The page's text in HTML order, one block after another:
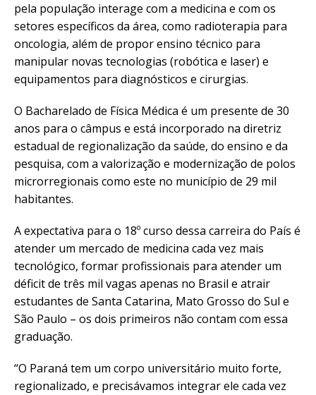
pela população interage com a medicina e com os
setores específicos da área, como radioterapia para
oncologia, além de propor ensino técnico para
manipular novas tecnologias (robótica e laser) e
equipamentos para diagnósticos e cirurgias.
O Bacharelado de Física Médica é um presente de 30
anos para o câmpus e está incorporado na diretriz
estadual de regionalização da saúde, do ensino e da
pesquisa, com a valorização e modernização de polos
microrregionais como este no município de 29 mil
habitantes.
A expectativa para o 18º curso dessa carreira do País é
atender um mercado de medicina cada vez mais
tecnológico, formar profissionais para atender um
déficit de três mil vagas apenas no Brasil e atrair
estudantes de Santa Catarina, Mato Grosso do Sul e
São Paulo – os dois primeiros não contam com essa
graduação.
“O Paraná tem um corpo universitário muito forte,
regionalizado, e precisávamos integrar ele cada vez